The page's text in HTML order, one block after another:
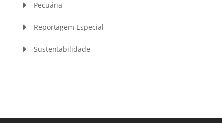
Pecuária
Reportagem Especial
Sustentabilidade